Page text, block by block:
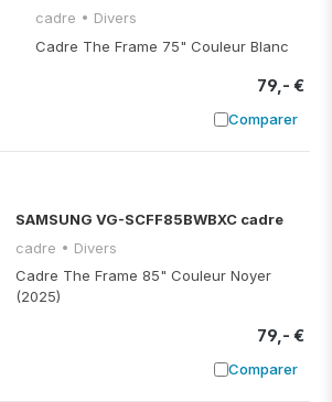
cadre • Divers
Cadre The Frame 75" Couleur Blanc
79,- €
Comparer
Ajouter à
SAMSUNG VG-SCFF85BWBXC cadre
cadre • Divers
Cadre The Frame 85" Couleur Noyer
(2025)
79,- €
Comparer
Ajouter à